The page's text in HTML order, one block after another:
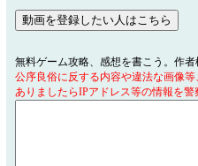
無料ゲーム攻略、感想を書こう。作者
公序良俗に反する内容や違法な画像
ありましたらIPアドレス等の情報を